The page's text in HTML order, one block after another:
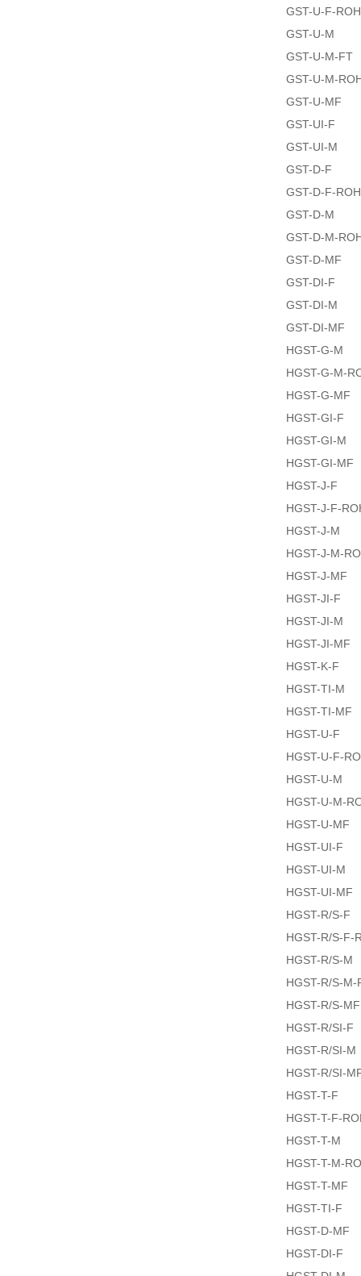
GST-U-F-
GST-U-M
GST-U-M-FT
GST-U-M-
GST-U-MF
GST-UI-F
GST-UI-M
GST-D-F
GST-D-F-
GST-D-M
GST-D-M-
GST-D-MF
GST-DI-F
GST-DI-M
GST-DI-MF
HGST-G-M
HGST-G-M-
HGST-G-MF
HGST-GI-F
HGST-GI-M
HGST-GI-MF
HGST-J-F
HGST-J-F-
HGST-J-M
HGST-J-M-
HGST-J-MF
HGST-JI-F
HGST-JI-M
HGST-JI-MF
HGST-K-F
HGST-TI-M
HGST-TI-MF
HGST-U-F
HGST-U-F-
HGST-U-M
HGST-U-M-
HGST-U-MF
HGST-UI-F
HGST-UI-M
HGST-UI-MF
HGST-R/S-F
HGST-R/S-F-
HGST-R/S-M
HGST-R/S-M-
HGST-R/S-MF
HGST-R/SI-F
HGST-R/SI-M
HGST-R/SI-
HGST-T-F
HGST-T-F-
HGST-T-M
HGST-T-M-
HGST-T-MF
HGST-TI-F
HGST-D-MF
HGST-DI-F